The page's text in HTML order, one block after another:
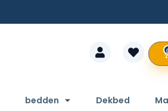
bedden Dekbed